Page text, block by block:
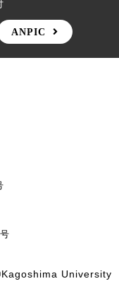
ANPIC
University